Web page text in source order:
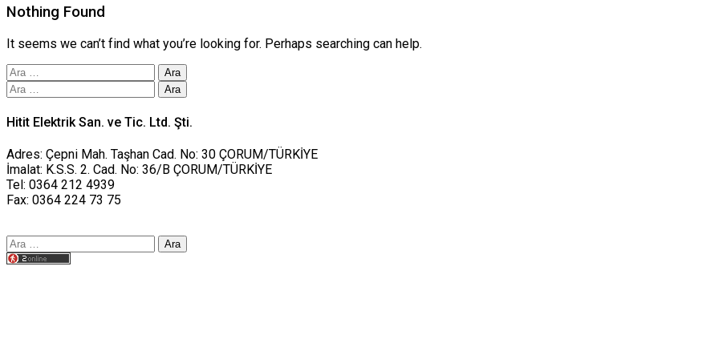
Nothing Found
It seems we can’t find what you’re looking for. Perhaps searching can help.
Arama:
Arama:
Hitit Elektrik San. ve Tic. Ltd. Şti.
Adres: Çepni Mah. Taşhan Cad. No: 30 ÇORUM/TÜRKİYE
İmalat: K.S.S. 2. Cad. No: 36/B ÇORUM/TÜRKİYE
Tel: 0364 212 4939
Fax: 0364 224 73 75
Arama: